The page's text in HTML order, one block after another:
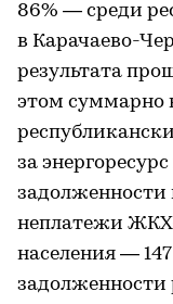
86% — среди
в Карачаево-
результата
этом суммарно
за
неплатежи
населения —
задолженности